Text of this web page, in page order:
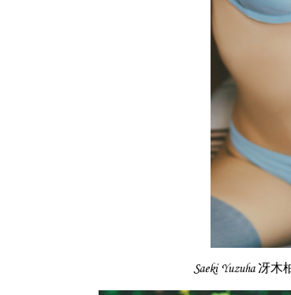
Saeki Yuzuha 冴